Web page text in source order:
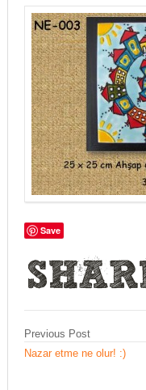
Save
Previous Post
Nazar etme ne olur! :)